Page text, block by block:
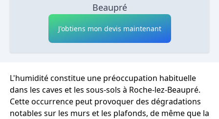
Beaupré
J'obtiens mon devis maintenant
L'humidité constitue une préoccupation habituelle
dans les caves et les sous-sols à Roche-lez-Beaupré.
Cette occurrence peut provoquer des dégradations
notables sur les murs et les plafonds, de même que la